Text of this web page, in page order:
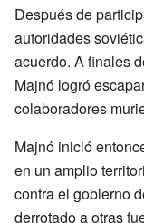
Después de
autoridades
acuerdo. A finales
Majnó logró
colaboradores
Majnó inició
en un amplio
contra el gobierno
derrotado a otras